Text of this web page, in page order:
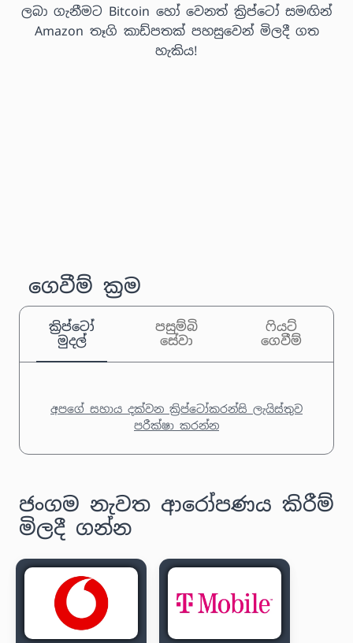
ලබා ගැනීමට Bitcoin හෝ වෙනත් ක්‍රිප්ටෝ සමඟින්
Amazon තෑගි කාඩ්පතක් පහසුවෙන් මිලදී ගත
හැකිය!
ගෙවීම් ක්‍රම
ක්‍රිප්ටෝ
මුදල්
පසුම්බි
සේවා
ෆියට්
ගෙවීම්
අපගේ සහාය දක්වන ක්‍රිප්ටෝකරන්සි ලැයිස්තුව
පරීක්ෂා කරන්න
ජංගම නැවත ආරෝපණය කිරීම්
මිලදී ගන්න